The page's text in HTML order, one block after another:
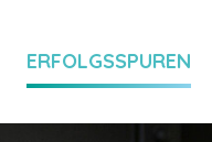
ERFOLGSSPUREN